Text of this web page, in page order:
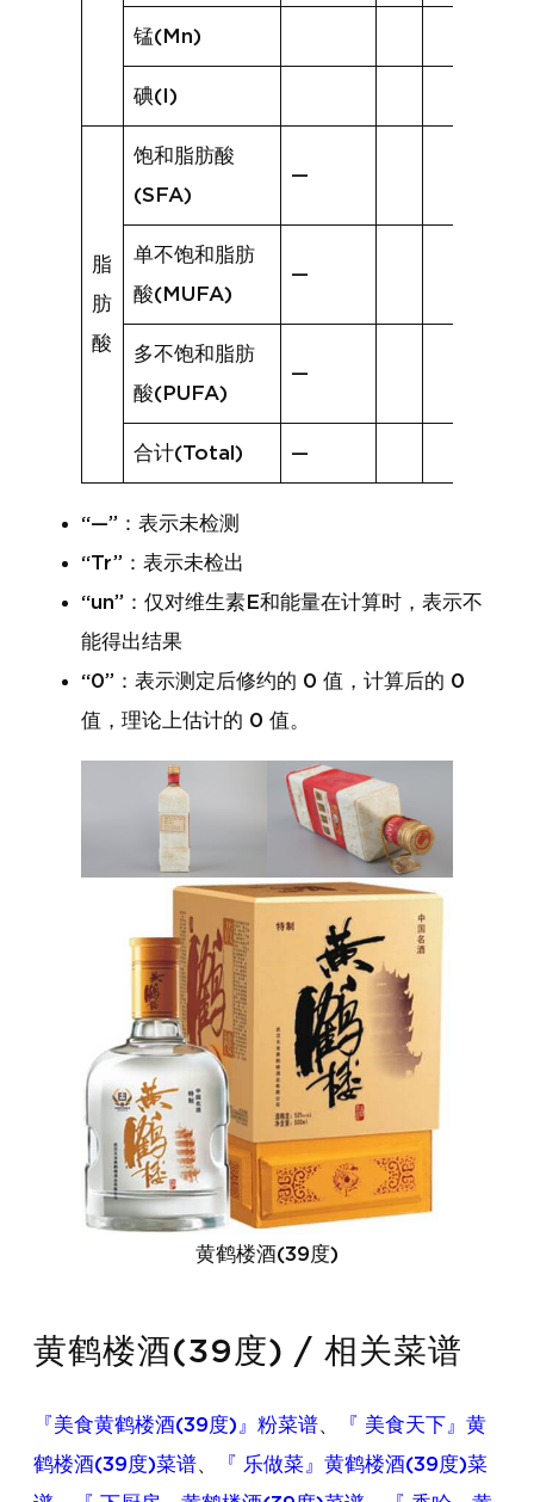
锰(Mn)
碘(I)
脂
肪
酸
饱和脂肪酸
(SFA)
—
单不饱和脂肪
酸(MUFA)
—
多不饱和脂肪
酸(PUFA)
—
合计(Total) —
“—”：表示未检测
“Tr”：表示未检出
“un”：仅对维生素E和能量在计算时，表示不
能得出结果
“0”：表示测定后修约的 0 值，计算后的 0
值，理论上估计的 0 值。
黄鹤楼酒(39度)
黄鹤楼酒(39度) / 相关菜谱
『美食黄鹤楼酒(39度)』粉菜谱、
『 美食天下』黄
鹤楼酒(39度)菜谱、
『 乐做菜』黄鹤楼酒(39度)菜